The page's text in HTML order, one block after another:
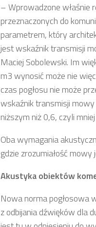
– Wprowadzone właśnie
przeznaczonych do
parametrem, który
jest wskaźnik transmisji
Maciej Sobolewski. Im
m3 wynosić może nie
czas pogłosu nie może
wskaźnik transmisji
niższym niż 0,6, czyli
Oba wymagania
gdzie zrozumiałość
Akustyka obiektów
Nowa norma pogłosowa
z odbijania dźwięków dla